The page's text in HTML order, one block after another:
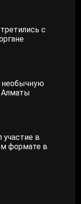
с
необычную
Алматы
участие в
формате в